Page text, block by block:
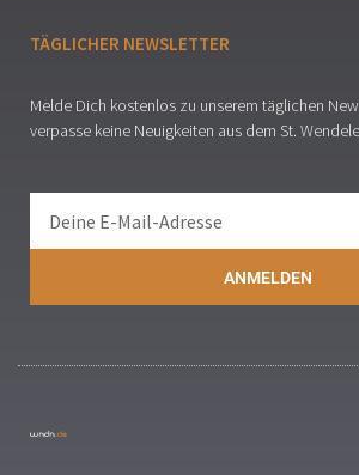
TÄGLICHER NEWSLETTER
Melde Dich kostenlos zu unserem täglichen
verpasse keine Neuigkeiten aus dem St.
ANMELDEN